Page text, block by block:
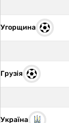
Угорщина
Грузія
Україна